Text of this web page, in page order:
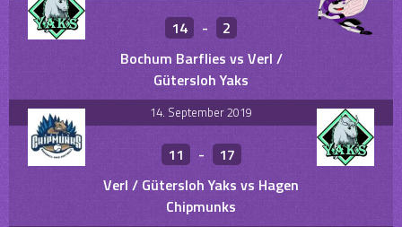
14 -
2
Bochum Barflies vs Verl /
Gütersloh Yaks
14. September 2019
11 -
17
Verl / Gütersloh Yaks vs Hagen
Chipmunks